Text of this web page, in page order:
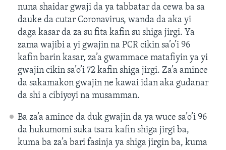
nuna shaidar gwaji da ya tabbatar da cewa ba sa
dauke da cutar Coronavirus, wanda da aka yi
daga kasar da za su fita kafin su shiga jirgi. Ya
zama wajibi a yi gwajin na PCR cikin sa’o’i 96
kafin barin kasar, za’a gwammace matafiyin ya yi
gwajin cikin sa’o’i 72 kafin shiga jirgi. Za’a amince
da sakamakon gwajin ne kawai idan aka gudanar
da shi a cibiyoyi na musamman.
Ba za’a amince da duk gwajin da ya wuce sa’o’i 96
da hukumomi suka tsara kafin shiga jirgi ba,
kuma ba za’a bari fasinja ya shiga jirgin ba, kuma